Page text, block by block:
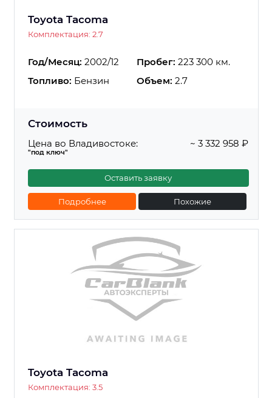
Toyota Tacoma
Комплектация: 2.7
Год/Месяц: 2002/12 Пробег: 223 300 км.
Топливо: Бензин Объем: 2.7
Стоимость
Цена во Владивостоке:
"под ключ"
~ 3 332 958 ₽
Оставить заявку
Подробнее Похожие
Toyota Tacoma
Комплектация: 3.5